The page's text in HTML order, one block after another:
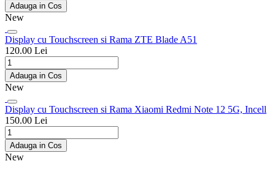
Adauga in Cos
New
Display cu Touchscreen si Rama ZTE Blade A51
120.00 Lei
Adauga in Cos
New
Display cu Touchscreen si Rama Xiaomi Redmi Note 12 5G, Incell
150.00 Lei
Adauga in Cos
New